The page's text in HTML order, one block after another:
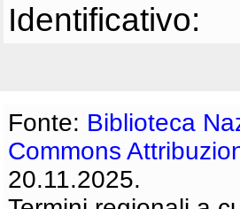
Identificativo:
Fonte: Biblioteca
Commons
20.11.2025.